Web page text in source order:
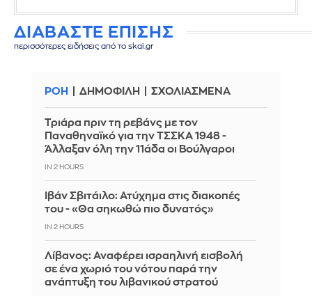
ΔΙΑΒΑΣΤΕ ΕΠΙΣΗΣ
περισσότερες ειδήσεις από το skai.gr
ΡΟΗ ΔΗΜΟΦΙΛΗ ΣΧΟΛΙΑΣΜΕΝΑ
Τριάρα πριν τη ρεβάνς με τον
Παναθηναϊκό για την ΤΣΣΚΑ 1948 -
Άλλαξαν όλη την 11άδα οι Βούλγαροι
IN 2 HOURS
Ιβάν Σβιτάιλο: Ατύχημα στις διακοπές
του - «Θα σηκωθώ πιο δυνατός»
IN 2 HOURS
Λίβανος: Αναφέρει ισραηλινή εισβολή
σε ένα χωριό του νότου παρά την
ανάπτυξη του λιβανικού στρατού